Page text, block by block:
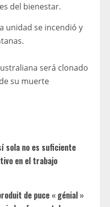
del bienestar.
unidad se incendió y
será clonado
su muerte
sola no es suficiente
en el trabajo
de puce « génial »